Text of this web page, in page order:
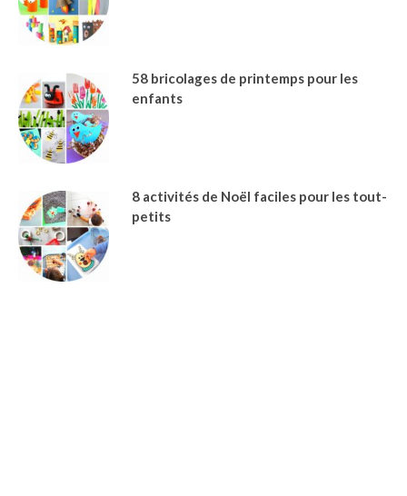
58 bricolages de printemps pour les
enfants
8 activités de Noël faciles pour les tout-
petits